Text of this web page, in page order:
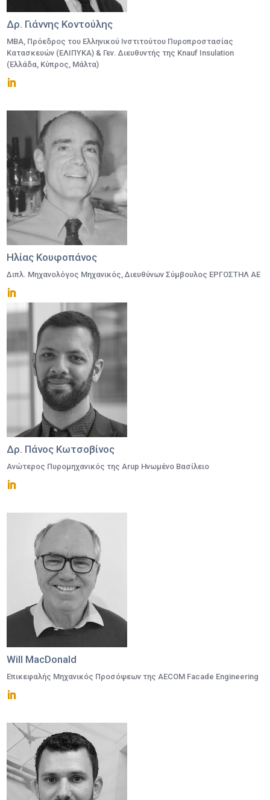
Δρ. Γιάννης Κοντούλης
MBA, Πρόεδρος του Ελληνικού Ινστιτούτου Πυροπροστασίας
Κατασκευών (ΕΛΙΠΥΚΑ) & Γεν. Διευθυντής της Knauf Insulation
(Ελλάδα, Κύπρος, Μάλτα)
Ηλίας Κουφοπάνος
Διπλ. Μηχανολόγος Μηχανικός, Διευθύνων Σύμβουλος ΕΡΓΟΣΤΗΛ ΑΕ
Δρ. Πάνος Κωτσοβίνος
Ανώτερος Πυρομηχανικός της Arup Ηνωμένο Βασίλειο
Will MacDonald
Επικεφαλής Μηχανικός Προσόψεων της AECOM Facade Engineering